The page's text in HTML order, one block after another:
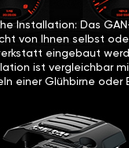
Installation: Das
von Ihnen selbst
eingebaut
ist vergleichbar
einer Glühbirne oder